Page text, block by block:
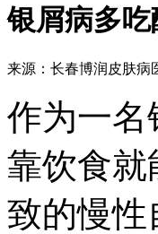
银屑病多吃
来源：长春博润皮肤病
作为一名
靠饮食就
致的慢性